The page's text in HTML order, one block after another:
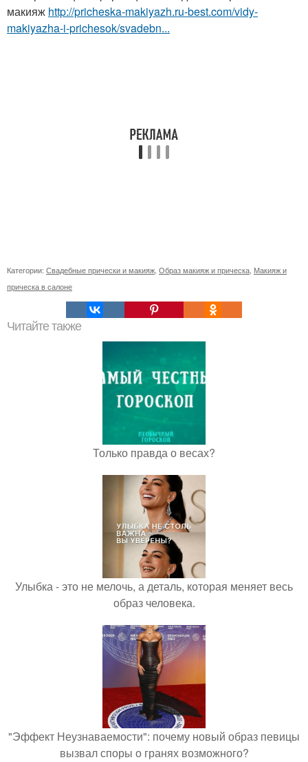
макияж http://pricheska-makiyazh.ru-best.com/vidy-
makiyazha-i-prichesok/svadebn...
Категории: Свадебные прически и макияж Образ макияж и прическа Макияж и
прическа в салоне
Читайте также
Только правда о весах?
Улыбка - это не мелочь, а деталь, которая меняет весь
образ человека.
"Эффект Неузнаваемости": почему новый образ певицы
вызвал споры о гранях возможного?